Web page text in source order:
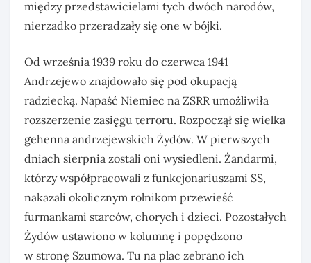
między przedstawicielami tych dwóch narodów,
nierzadko przeradzały się one w bójki.
Od września 1939 roku do czerwca 1941
Andrzejewo znajdowało się pod okupacją
radziecką. Napaść Niemiec na ZSRR umożliwiła
rozszerzenie zasięgu terroru. Rozpoczął się wielka
gehenna andrzejewskich Żydów. W pierwszych
dniach sierpnia zostali oni wysiedleni. Żandarmi,
którzy współpracowali z funkcjonariuszami SS,
nakazali okolicznym rolnikom przewieść
furmankami starców, chorych i dzieci. Pozostałych
Żydów ustawiono w kolumnę i popędzono
w stronę Szumowa. Tu na plac zebrano ich